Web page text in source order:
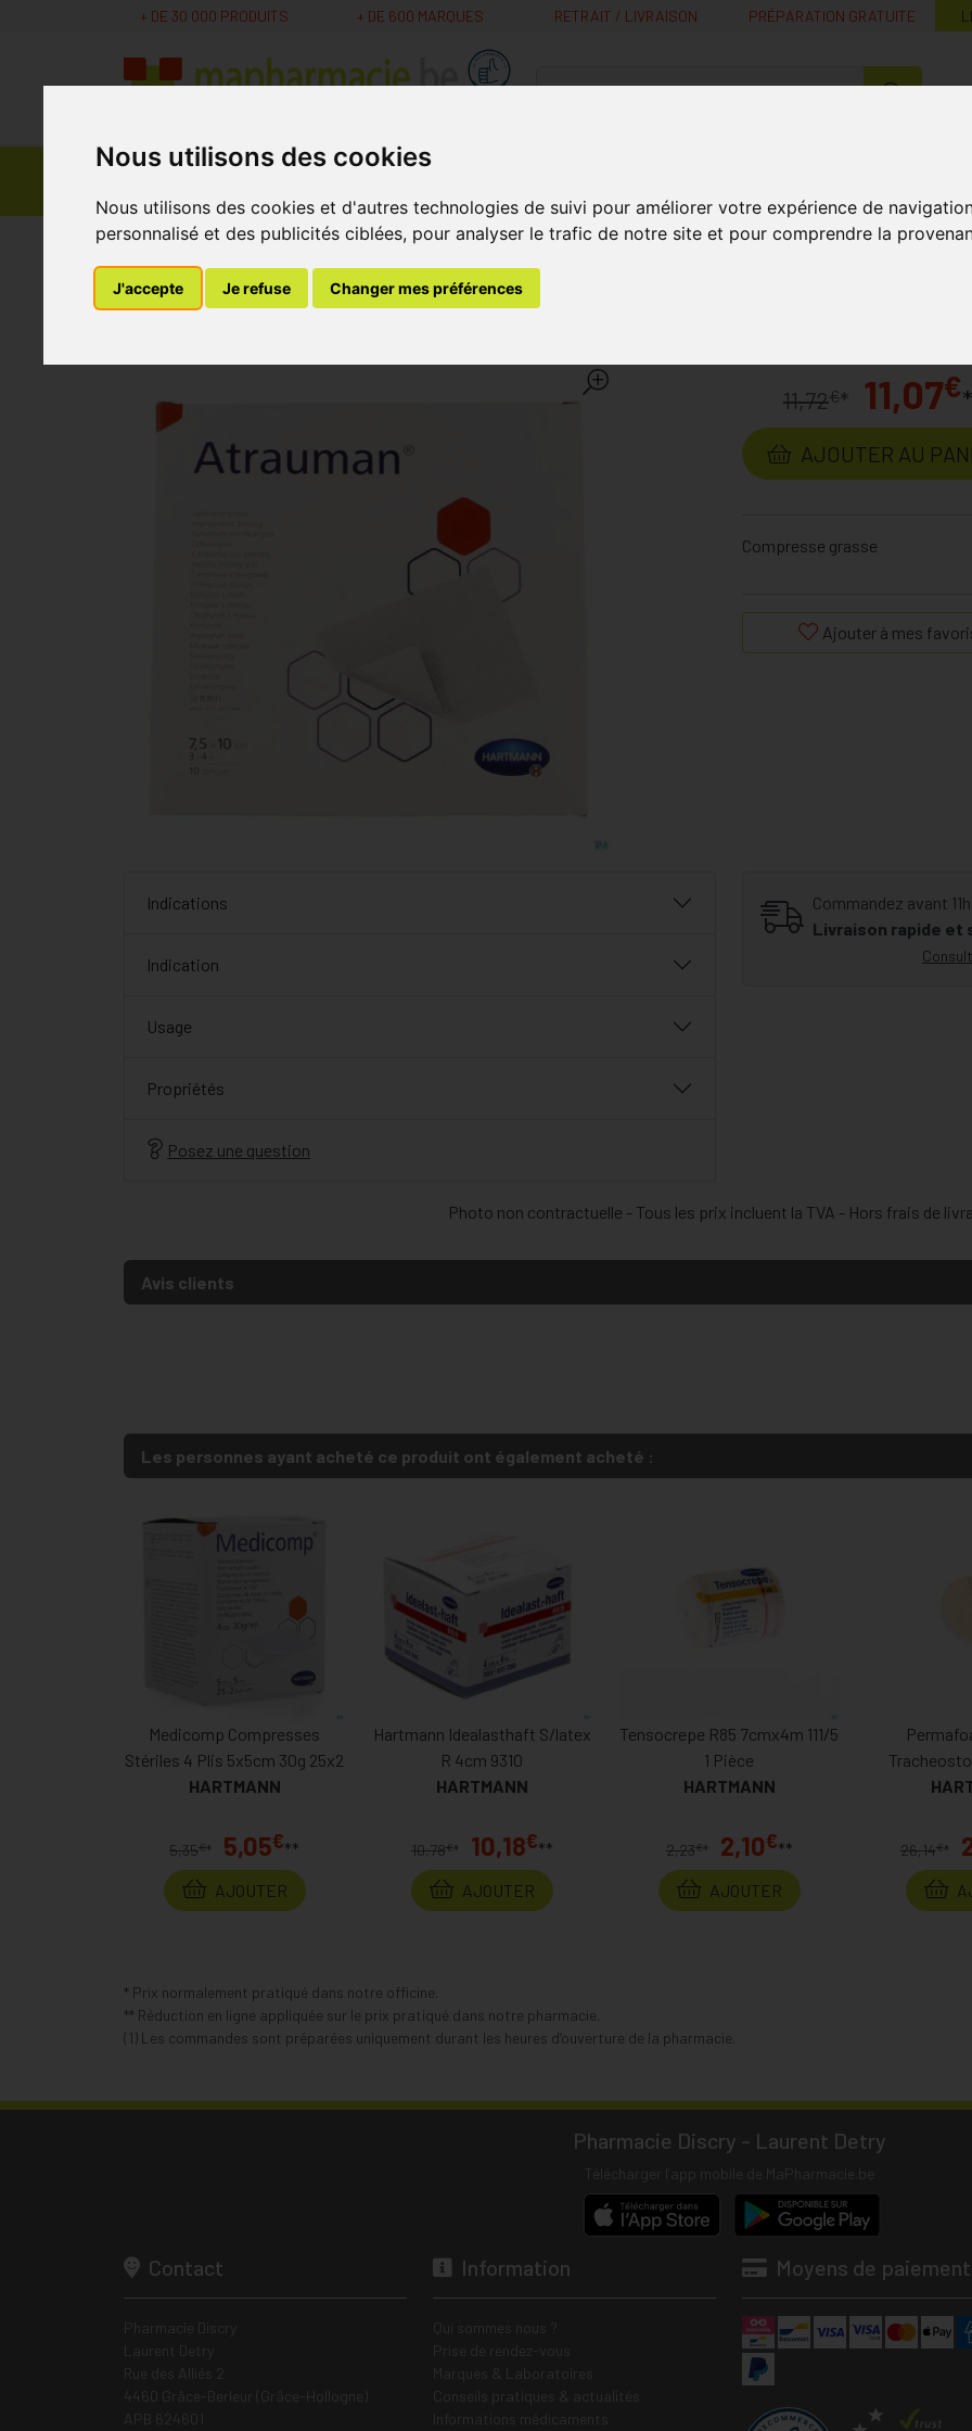
Nous utilisons des cookies
Nous utilisons des cookies et d'autres technologies de suivi pour améliorer votre expérience de
personnalisé et des publicités ciblées, pour analyser le trafic de notre site et pour comprendre la
J'accepte Je refuse Changer mes préférences
+ DE 30 000 PRODUITS + DE 600 MARQUES RETRAIT / LIVRAISON PRÉPARATION GRATUITE
MaPharmacie.be ma santé, mes conseils, mes prix
Parapharmacie -
MaPharmacie.be Bandagisterie Soins des Plaies Soins Techniques des Plaies Hartmann Atrauman
Hartmann Atrauman 7,5x10cm 499513/6 10
11,72€* 11,07€
AJOUTER AU
Compresse grasse
Ajouter à mes
Indications
Indication
Usage
Propriétés
Posez une question
Commandez avant
Livraison rapide et
Photo non contractuelle - Tous les prix incluent la TVA - Hors frais de
Avis clients
Les personnes ayant acheté ce produit ont également acheté :
Medicomp Compresses
Stériles 4 Plis 5x5cm 30g 25x2
HARTMANN
5,35€* 5,05€**
AJOUTER
Hartmann Idealasthaft S/latex
R 4cm 9310
HARTMANN
10,78€ * 10,18€**
AJOUTER
Tensocrepe R85 7cmx4m 111/5
1 Pièce
HARTMANN
2,23€ * 2,10€**
AJOUTER
26,14€ *
* Prix normalement pratiqué dans notre officine.
** Réduction en ligne appliquée sur le prix pratiqué dans notre pharmacie.
(1) Les commandes sont préparées uniquement durant les heures d’ouverture de la pharmacie.
Pharmacie Discry - Laurent Detry
Contact Information Moyens de paiement